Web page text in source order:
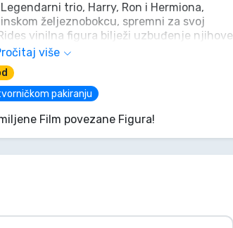
trio, Harry, Ron i Hermiona,
željeznobokcu, spremni za svoj
vinilna figura bilježi uzbuđenje njihove
dijelom za svakog pravog
i avanture svojoj kolekciji, prije nego što
da je zatvori!
više
pakiranju
Film povezane Figura!